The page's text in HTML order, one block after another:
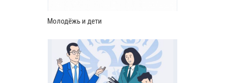
Молодёжь и дети